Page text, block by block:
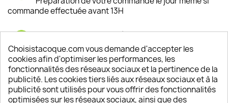
commande effectuée avant 13H
Satisfaction de nos clients
Depuis 2009, entre 92% et 94% de nos clients
sont satisfaits de nos produits
Un SAV à votre écoute
Notre SAV est disponible 6/7J de 10h à 18H
Choisistacoque.com vous demande d'accepter les
cookies afin d'optimiser les performances, les
fonctionnalités des réseaux sociaux et la pertinence de la
publicité. Les cookies tiers liés aux réseaux sociaux et à la
publicité sont utilisés pour vous offrir des fonctionnalités
optimisées sur les réseaux sociaux, ainsi que des